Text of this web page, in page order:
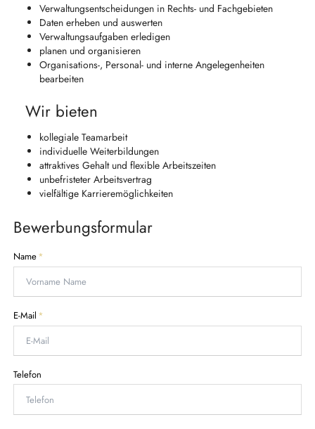
Verwaltungsentscheidungen in Rechts- und Fachgebieten
Daten erheben und auswerten
Verwaltungsaufgaben erledigen
planen und organisieren
Organisations-, Personal- und interne Angelegenheiten
bearbeiten
Wir bieten
kollegiale Teamarbeit
individuelle Weiterbildungen
attraktives Gehalt und flexible Arbeitszeiten
unbefristeter Arbeitsvertrag
vielfältige Karrieremöglichkeiten
Bewerbungsformular
P
f
i
c
h
l
d
Name*
P
f
i
c
h
E-Mail *
Telefon